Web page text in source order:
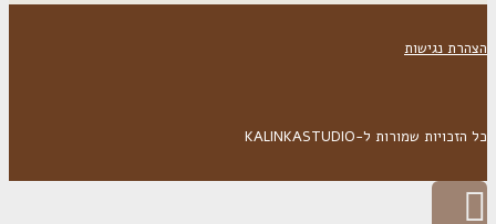
הצהרת נגישות
כל הזכויות שמורות ל-KALINKASTUDIO